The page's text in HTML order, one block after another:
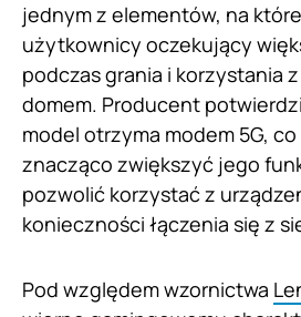
jednym z elementów, na
użytkownicy oczekujący
podczas grania i korzystania
domem. Producent
model otrzyma modem 5G,
znacząco zwiększyć jego
pozwolić korzystać z
konieczności łączenia się z
Pod względem wzornictwa